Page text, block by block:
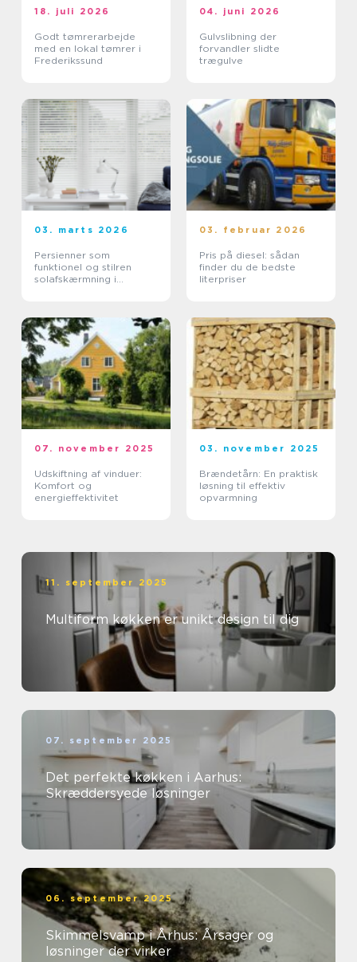
18. juli 2026
Godt tømrerarbejde
med en lokal tømrer i
Frederikssund
04. juni 2026
Gulvslibning der
forvandler slidte
trægulve
03. marts 2026
Persienner som
funktionel og stilren
solafskærmning i
03. februar 2026
Pris på diesel: sådan
finder du de bedste
literpriser
07. november 2025
Udskiftning af vinduer:
Komfort og
energieffektivitet
03. november 2025
Brændetårn: En praktisk
løsning til effektiv
opvarmning
11. september 2025
Multiform køkken er unikt design til dig
07. september 2025
Det perfekte køkken i Aarhus:
Skræddersyede løsninger
06. september 2025
Skimmelsvamp i Århus: Årsager og
løsninger der virker